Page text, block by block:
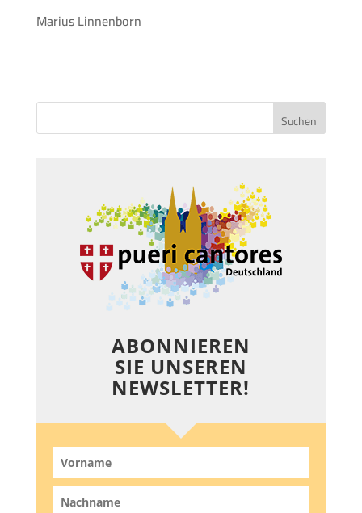
Marius Linnenborn
ABONNIEREN
SIE UNSEREN
NEWSLETTER!